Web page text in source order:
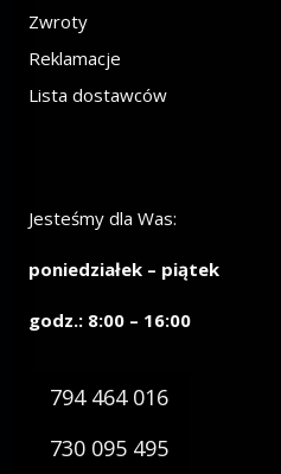
Zwroty
Reklamacje
Lista dostawców
Jesteśmy dla Was:
poniedziałek – piątek
godz.: 8:00 – 16:00
794 464 016
730 095 495